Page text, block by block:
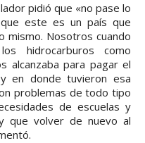
pidió que «no pase lo
este es un país que
mismo. Nosotros cuando
hidrocarburos como
alcanzaba para pagar el
en donde tuvieron esa
problemas de todo tipo
de escuelas y
que volver de nuevo al